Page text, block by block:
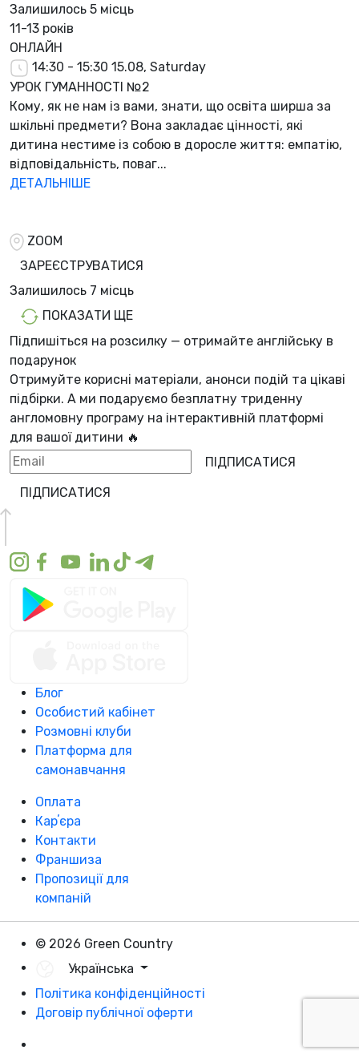
Залишилось 5 місць
11-13 років
ОНЛАЙН
14:30 - 15:30 15.08, Saturday
УРОК ГУМАННОСТІ №2
Кому, як не нам із вами, знати, що освіта ширша за
шкільні предмети? Вона закладає цінності, які
дитина нестиме із собою в доросле життя: емпатію,
відповідальність, поваг...
ДЕТАЛЬНІШЕ
ZOOM
ЗАРЕЄСТРУВАТИСЯ
Залишилось 7 місць
ПОКАЗАТИ ЩЕ
Підпишіться на розсилку — отримайте англійську в
подарунок
Отримуйте корисні матеріали, анонси подій та цікаві
підбірки. А ми подаруємо безплатну триденну
англомовну програму на інтерактивній платформі
для вашої дитини 🔥
ПІДПИСАТИСЯ
ПІДПИСАТИСЯ
Блог
Особистий кабінет
Розмовні клуби
Платформа для
самонавчання
Оплата
Карʼєра
Контакти
Франшиза
Пропозиції для
компаній
© 2026 Green Country
Українська
Політика конфіденційності
Договір публічної оферти